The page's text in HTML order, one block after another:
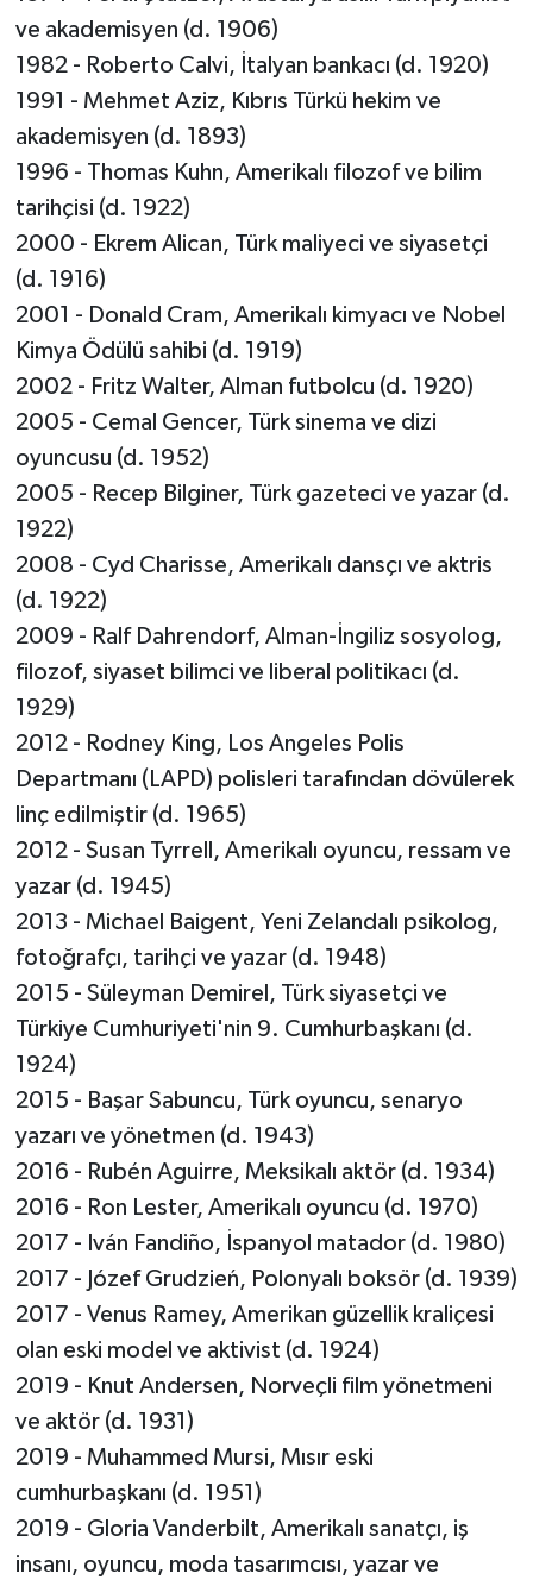
ve akademisyen (d. 1906)
1982 - Roberto Calvi, İtalyan bankacı (d. 1920)
1991 - Mehmet Aziz, Kıbrıs Türkü hekim ve
akademisyen (d. 1893)
1996 - Thomas Kuhn, Amerikalı filozof ve bilim
tarihçisi (d. 1922)
2000 - Ekrem Alican, Türk maliyeci ve siyasetçi
(d. 1916)
2001 - Donald Cram, Amerikalı kimyacı ve Nobel
Kimya Ödülü sahibi (d. 1919)
2002 - Fritz Walter, Alman futbolcu (d. 1920)
2005 - Cemal Gencer, Türk sinema ve dizi
oyuncusu (d. 1952)
2005 - Recep Bilginer, Türk gazeteci ve yazar (d.
1922)
2008 - Cyd Charisse, Amerikalı dansçı ve aktris
(d. 1922)
2009 - Ralf Dahrendorf, Alman-İngiliz sosyolog,
filozof, siyaset bilimci ve liberal politikacı (d.
1929)
2012 - Rodney King, Los Angeles Polis
Departmanı (LAPD) polisleri tarafından dövülerek
linç edilmiştir (d. 1965)
2012 - Susan Tyrrell, Amerikalı oyuncu, ressam ve
yazar (d. 1945)
2013 - Michael Baigent, Yeni Zelandalı psikolog,
fotoğrafçı, tarihçi ve yazar (d. 1948)
2015 - Süleyman Demirel, Türk siyasetçi ve
Türkiye Cumhuriyeti'nin 9. Cumhurbaşkanı (d.
1924)
2015 - Başar Sabuncu, Türk oyuncu, senaryo
yazarı ve yönetmen (d. 1943)
2016 - Rubén Aguirre, Meksikalı aktör (d. 1934)
2016 - Ron Lester, Amerikalı oyuncu (d. 1970)
2017 - Iván Fandiño, İspanyol matador (d. 1980)
2017 - Józef Grudzień, Polonyalı boksör (d. 1939)
2017 - Venus Ramey, Amerikan güzellik kraliçesi
olan eski model ve aktivist (d. 1924)
2019 - Knut Andersen, Norveçli film yönetmeni
ve aktör (d. 1931)
2019 - Muhammed Mursi, Mısır eski
cumhurbaşkanı (d. 1951)
2019 - Gloria Vanderbilt, Amerikalı sanatçı, iş
insanı, oyuncu, moda tasarımcısı, yazar ve